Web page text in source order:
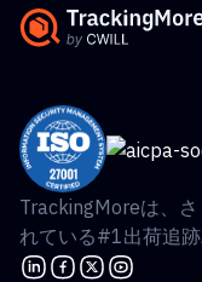
TrackingMoreは、
れている#1出荷追跡